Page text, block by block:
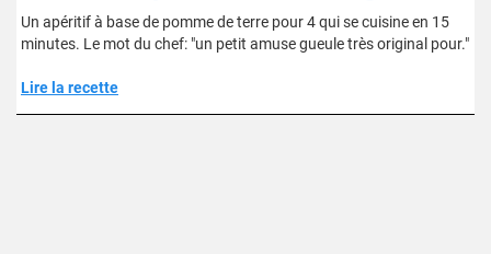
Un apéritif à base de pomme de terre pour 4 qui se cuisine en 15
minutes. Le mot du chef: "un petit amuse gueule très original pour."
Lire la recette